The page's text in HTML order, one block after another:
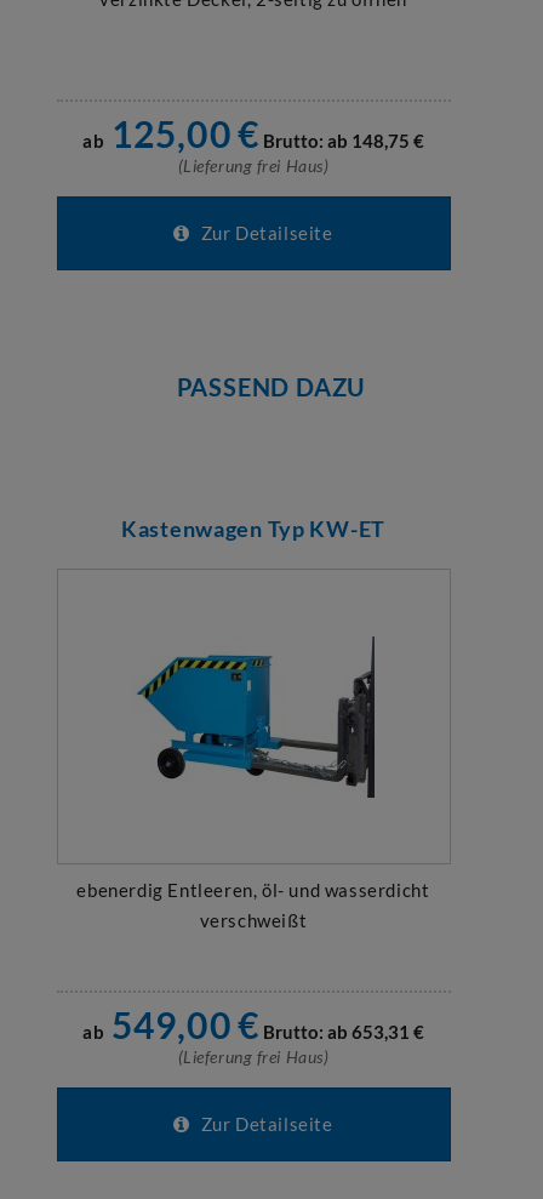
ab 125,00€ Brutto: ab 148,75 €
(Lieferung frei Haus)
Zur Detailseite
PASSEND DAZU
Kastenwagen Typ KW-ET
ebenerdig Entleeren, öl- und wasserdicht
verschweißt
ab 549,00€ Brutto: ab 653,31 €
(Lieferung frei Haus)
Zur Detailseite